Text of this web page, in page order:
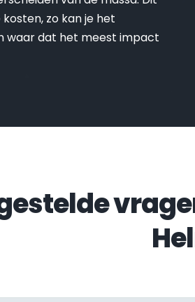
zo kan je het
waar dat het meest impact